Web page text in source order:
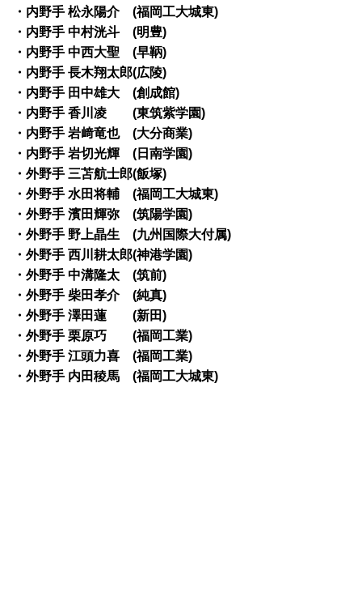
・内野手 松永陽介 (福岡工大城東)
・内野手 中村洸斗 (明豊)
・内野手 中西大聖 (早鞆)
・内野手 長木翔太郎(広陵)
・内野手 田中雄大 (創成館)
・内野手 香川凌 (東筑紫学園)
・内野手 岩﨑竜也 (大分商業)
・内野手 岩切光輝 (日南学園)
・外野手 三苫航士郎(飯塚)
・外野手 水田将輔 (福岡工大城東)
・外野手 濱田輝弥 (筑陽学園)
・外野手 野上晶生 (九州国際大付属)
・外野手 西川耕太郎(神港学園)
・外野手 中溝隆太 (筑前)
・外野手 柴田孝介 (純真)
・外野手 澤田蓮 (新田)
・外野手 栗原巧 (福岡工業)
・外野手 江頭力喜 (福岡工業)
・外野手 内田稜馬 (福岡工大城東)